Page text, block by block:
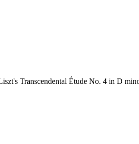
Transcendental Étude No. 4 in D